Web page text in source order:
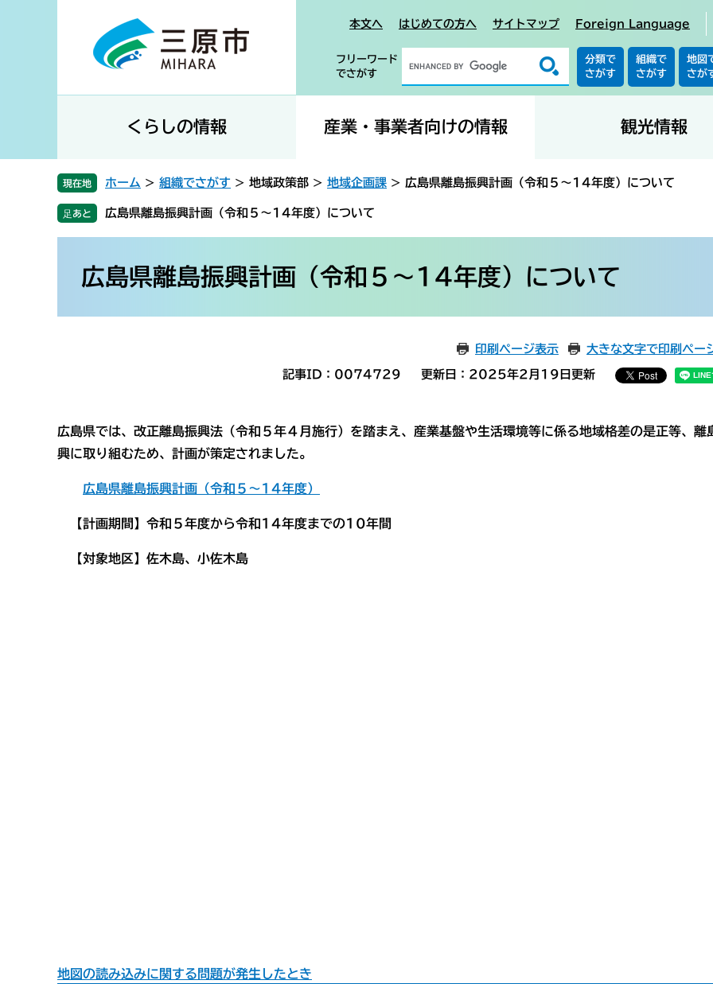
。
て
本文へ はじめての方へ サイトマップ Foreign Language
フリーワード
でさがす
分類で
さがす
組織で
さがす
地図
さが
くらしの情報 産業・事業者向けの情報 観光情報
現在地 ホーム > 組織でさがす > 地域政策部 > 地域企画課 > 広島県離島振興計画（令和５～14年度）について
広島県離島振興計画（令和５～14年度）について
広島県離島振興計画（令和５～14年度）について
印刷ページ表示 大きな文字で印刷ペー
記事ID：0074729 更新日：2025年2月19日更新
広島県では、改正離島振興法（令和５年４月施行）を踏まえ、産業基盤や生活環境等に係る地域格差の是正等、離
興に取り組むため、計画が策定されました。
広島県離島振興計画（令和５～14年度）
【計画期間】令和５年度から令和14年度までの10年間
【対象地区】佐木島、小佐木島
地図の読み込みに関する問題が発生したとき